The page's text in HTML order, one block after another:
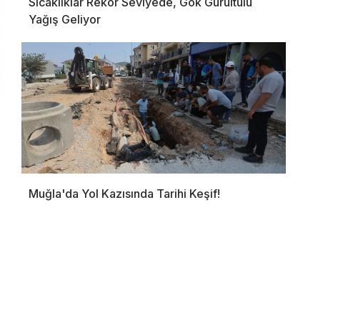
Yağış Geliyor
Muğla'da Yol Kazısında Tarihi Keşif!